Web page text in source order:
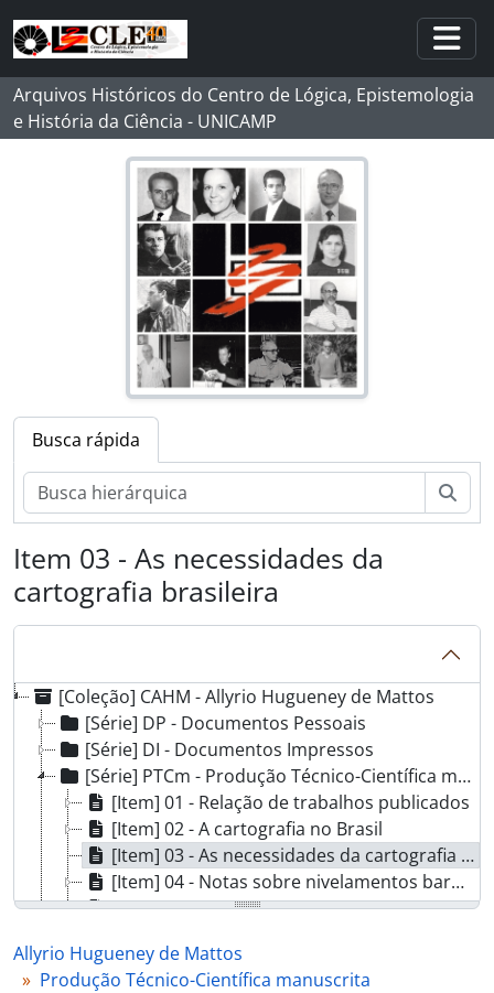
Skip to main content
Arquivos Históricos do Centro de Lógica, Epistemologia
e História da Ciência - UNICAMP
Busca rápida
Item 03 - As necessidades da
cartografia brasileira
[Coleção] CAHM - Allyrio Hugueney de Mattos
[Série] DP - Documentos Pessoais
[Série] DI - Documentos Impressos
[Série] PTCm - Produção Técnico-Científica manuscrita
[Item] 01 - Relação de trabalhos publicados
[Item] 02 - A cartografia no Brasil
[Item] 03 - As necessidades da cartografia brasileira
[Item] 04 - Notas sobre nivelamentos barométricos
[Item] 05 - [Apontamentos sobre] Tábuas dos Valores h = 19075 log 760/B
[Série] F - Fotografias
Allyrio Hugueney de Mattos
Produção Técnico-Científica manuscrita